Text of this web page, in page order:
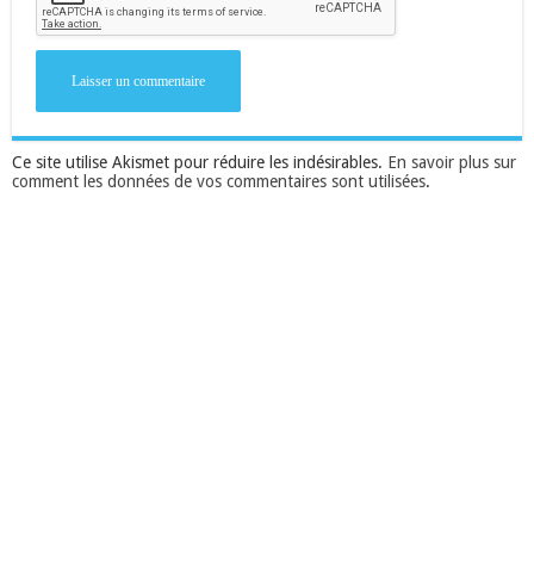
Ce site utilise Akismet pour réduire les indésirables. En savoir plus sur
comment les données de vos commentaires sont utilisées.